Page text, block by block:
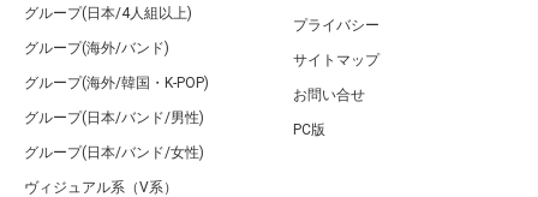
グループ(日本/4人組以上)
グループ(海外/バンド)
グループ(海外/韓国・K-POP)
グループ(日本/バンド/男性)
グループ(日本/バンド/女性)
ヴィジュアル系（V系）
プライバシー
サイトマップ
お問い合せ
PC版